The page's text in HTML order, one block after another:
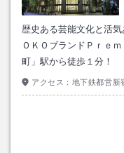
歴史ある芸能文化と活
ＯＫＯブランドＰｒｅ
町」駅から徒歩１分！
アクセス： 地下鉄都営